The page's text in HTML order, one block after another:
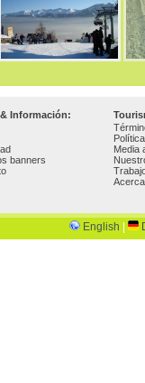
Información:
banners
Media
English